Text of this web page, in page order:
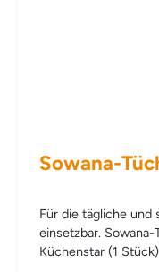
Sowana-
Für die tägliche und
einsetzbar. Sowana-Tücherset bestehend aus:
Küchenstar (1 Stück),